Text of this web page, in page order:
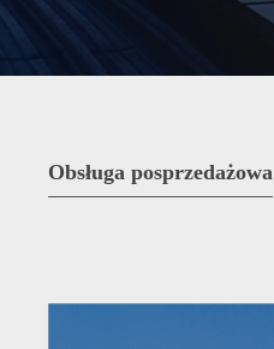
Obsługa posprzedażowa